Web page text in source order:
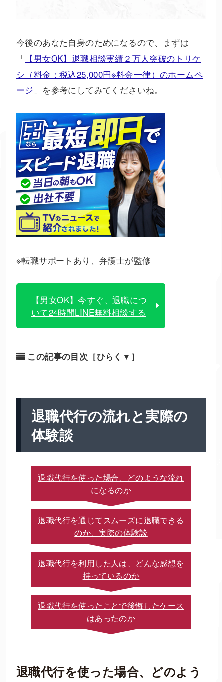
今後のあなた自身のためになるので、まずは
「 【男女OK】退職相談実績２万人突破のトリケ
シ（料金：税込25,000円※料金一律）のホームペ
ージ 」を参考にしてみてくださいね。
※転職サポートあり、弁護士が監修
【男女OK】今すぐ、退職につ
いて24時間LINE無料相談する
この記事の目次 ［ひらく▼］
退職代行の流れと実際の
体験談
退職代行を使った場合、どのような流れ
になるのか
退職代行を通じてスムーズに退職できる
のか、実際の体験談
退職代行を利用した人は、どんな感想を
持っているのか
退職代行を使ったことで後悔したケース
はあったのか
退職代行を使った場合、どのよう